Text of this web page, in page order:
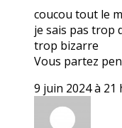
coucou tout le
je sais pas trop
trop bizarre
Vous partez
9 juin 2024 à 21